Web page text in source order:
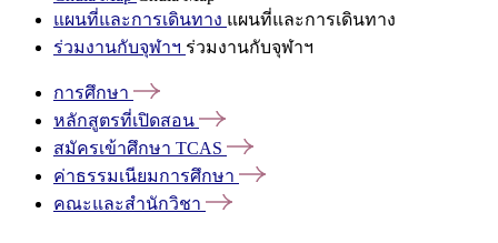
แผนที่และการเดินทาง แผนที่และการเดินทาง
ร่วมงานกับจุฬาฯ ร่วมงานกับจุฬาฯ
การศึกษา
หลักสูตรที่เปิดสอน
สมัครเข้าศึกษา TCAS
ค่าธรรมเนียมการศึกษา
คณะและสำนักวิชา